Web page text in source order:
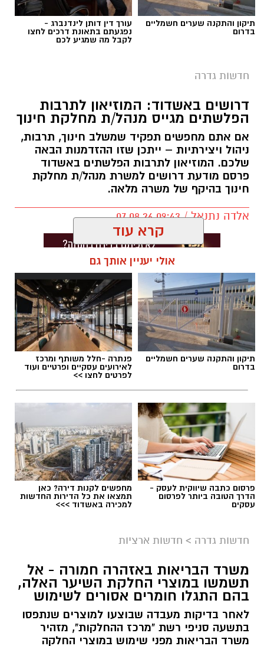
תיקון והתקנה שערים חשמליים
בדרום
עורך דין דותן לינדנברג -
נפגעתם בתאונת דרכים לחצו
לקבל מה שמגיע לכם
חדשות גדרה
דרושים באשדוד: המוזיאון לתרבות
הפלשתים מגייס מנהל/ת מחלקת חינוך
אם אתם מחפשים תפקיד שמשלב חינוך, תרבות,
ניהול ויצירתיות – ייתכן שזו ההזדמנות הבאה
שלכם. המוזיאון לתרבות הפלשתים באשדוד
פרסם מודעת דרושים למשרת מנהל/ת מחלקת
חינוך בהיקף של משרה מלאה.
אלדה נתנאל / 09:43 07.08.26
תגים:דרושים באשדוד
גיוס
במסגרת התפקיד יידרש המועמד להוביל את תחום
מקצועי, לפתח תוכניות חינוכיות, ליצור אירועי תוכן
ופרויקטים ייחודיים ולעבוד מול קהלים מגוונים, תוך
חיבור בין עולם התרבות, החינוך והקהילה.
בין דרישות התפקיד:
קרא עוד
אולי יעניין אותך גם
תיקון והתקנה שערים חשמליים
בדרום
פנתרה -חלל משותף ומרכז
לאירועים עסקיים ופרטיים ועוד
לפרטים לחצו >>
פרסום כתבה שיווקית לעסק -
הדרך הטובה ביותר לפרסום
עסקים
מחפשים לקנות דירה? כאן
תמצאו את כל הדירות החדשות
למכירה באשדוד >>>
חדשות גדרה > חדשות ארציות
משרד הבריאות באזהרה חמורה - אל
תשמשו במוצרי החלקת השיער האלה,
בהם התגלו חומרים אסורים לשימוש
לאחר בדיקות מעבדה שבוצעו למוצרים שנתפסו
בתשעה סניפי רשת "מרכז ההחלקות", מזהיר
משרד הבריאות מפני שימוש במוצרי החלקה